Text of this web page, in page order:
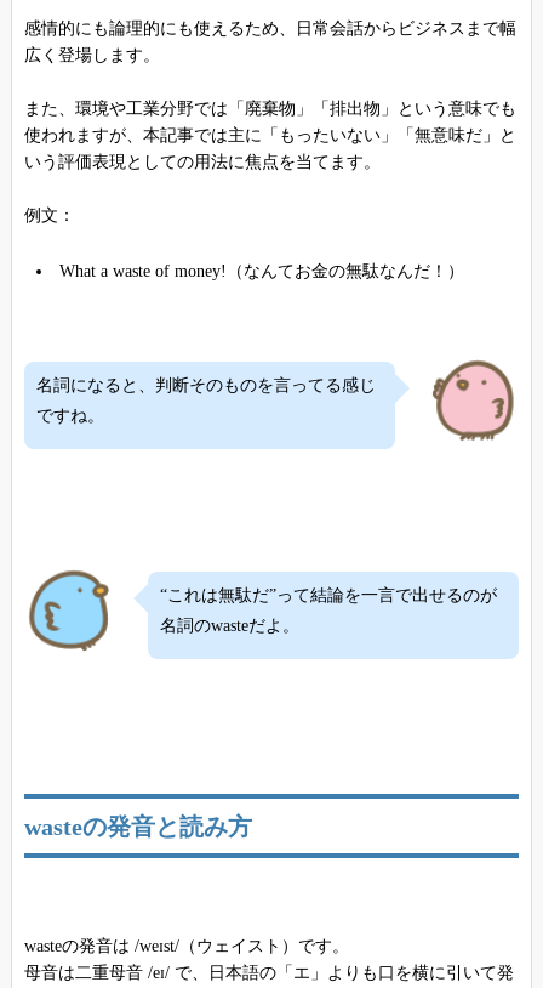
感情的にも論理的にも使えるため、日常会話からビジネスまで幅
広く登場します。
また、環境や工業分野では「廃棄物」「排出物」という意味でも
使われますが、本記事では主に「もったいない」「無意味だ」と
いう評価表現としての用法に焦点を当てます。
例文：
What a waste of money!（なんてお金の無駄なんだ！）
名詞になると、判断そのものを言ってる感じ
ですね。
“これは無駄だ”って結論を一言で出せるのが
名詞のwasteだよ。
wasteの発音と読み方
wasteの発音は /weɪst/（ウェイスト）です。
母音は二重母音 /eɪ/ で、日本語の「エ」よりも口を横に引いて発